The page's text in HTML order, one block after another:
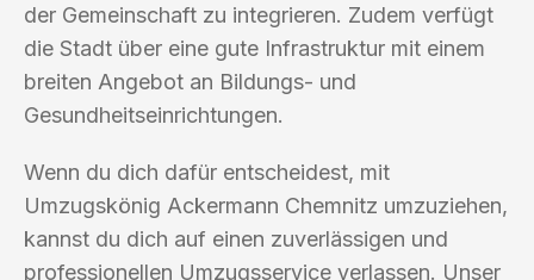
der Gemeinschaft zu integrieren. Zudem verfügt
die Stadt über eine gute Infrastruktur mit einem
breiten Angebot an Bildungs- und
Gesundheitseinrichtungen.
Wenn du dich dafür entscheidest, mit
Umzugskönig Ackermann Chemnitz umzuziehen,
kannst du dich auf einen zuverlässigen und
professionellen Umzugsservice verlassen. Unser